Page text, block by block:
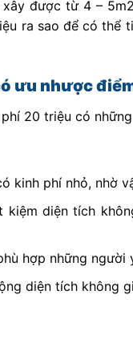
được từ 4 –
ra sao để có
ưu nhược
20 triệu có
kinh phí nhỏ, nhờ
kiệm diện tích
hợp những người
diện tích không